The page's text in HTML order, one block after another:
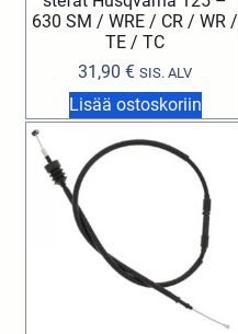
630 SM / WRE / CR / WR /
TE / TC
31,90€ SIS. ALV
Lisää ostoskoriin